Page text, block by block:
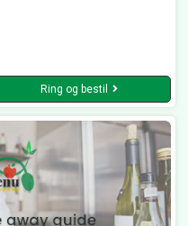
Ring og bestil